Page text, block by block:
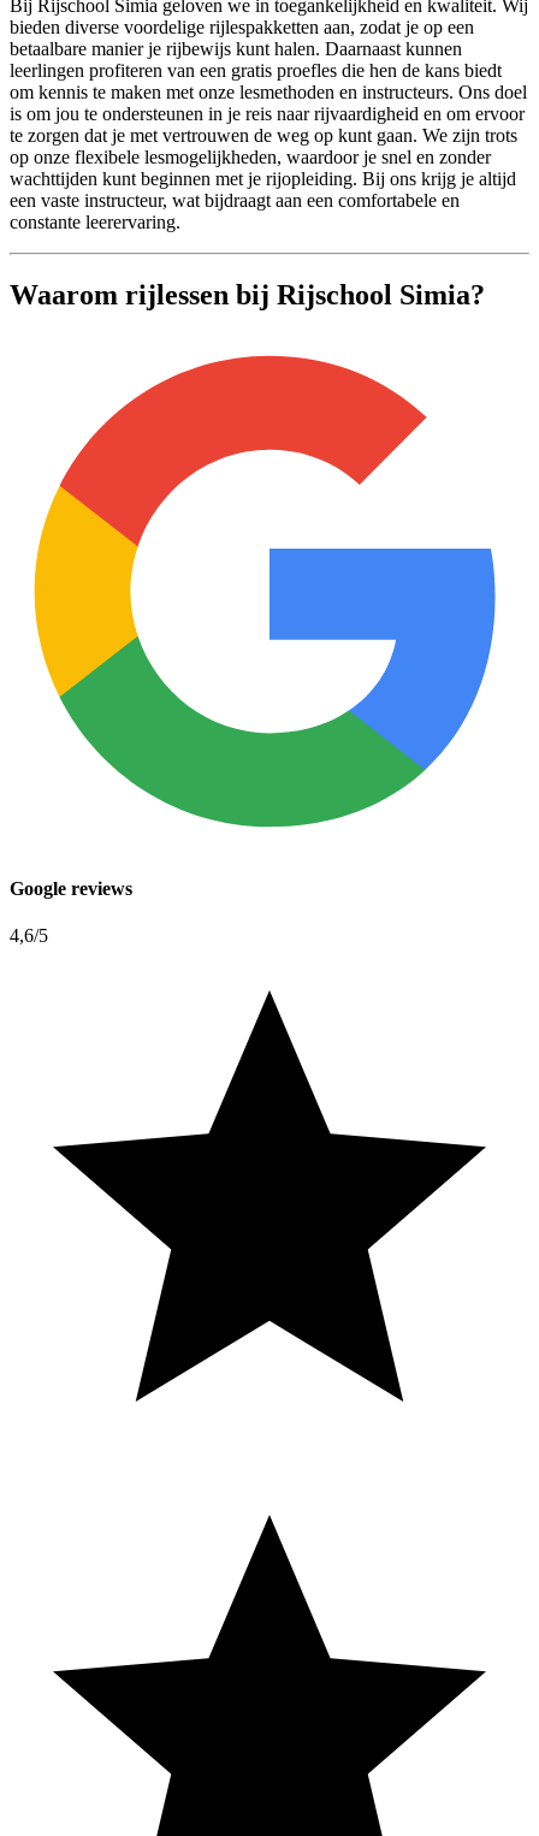
Bij Rijschool Simia geloven we in toegankelijkheid en kwaliteit. Wij
bieden diverse voordelige rijlespakketten aan, zodat je op een
betaalbare manier je rijbewijs kunt halen. Daarnaast kunnen
leerlingen profiteren van een gratis proefles die hen de kans biedt
om kennis te maken met onze lesmethoden en instructeurs. Ons doel
is om jou te ondersteunen in je reis naar rijvaardigheid en om ervoor
te zorgen dat je met vertrouwen de weg op kunt gaan. We zijn trots
op onze flexibele lesmogelijkheden, waardoor je snel en zonder
wachttijden kunt beginnen met je rijopleiding. Bij ons krijg je altijd
een vaste instructeur, wat bijdraagt aan een comfortabele en
constante leerervaring.
Waarom rijlessen bij Rijschool Simia?
Google reviews
4,6/5